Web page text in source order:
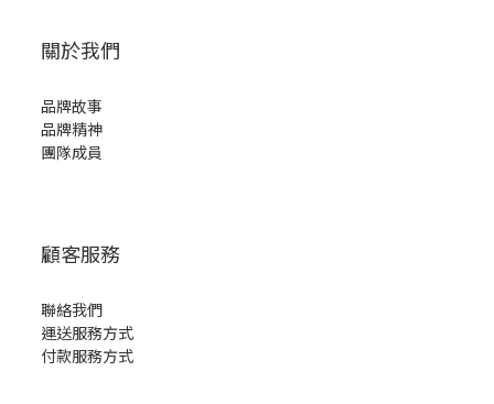
關於我們
品牌故事
品牌精神
團隊成員
顧客服務
聯絡我們
運送服務方式
付款服務方式